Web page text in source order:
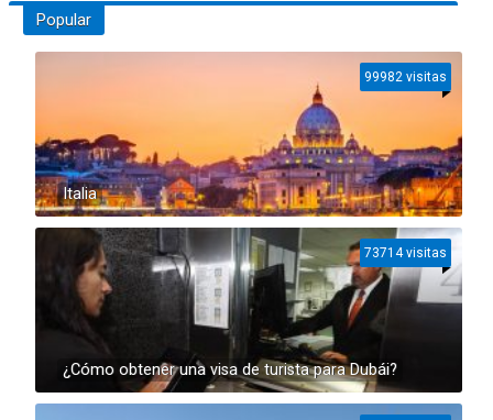
Popular
Italia
99982 visitas
¿Cómo obtener una visa de turista para Dubái?
73714 visitas